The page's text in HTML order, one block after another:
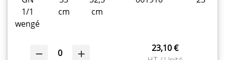
1/1
wengé
cm
cm
0
23,10 €